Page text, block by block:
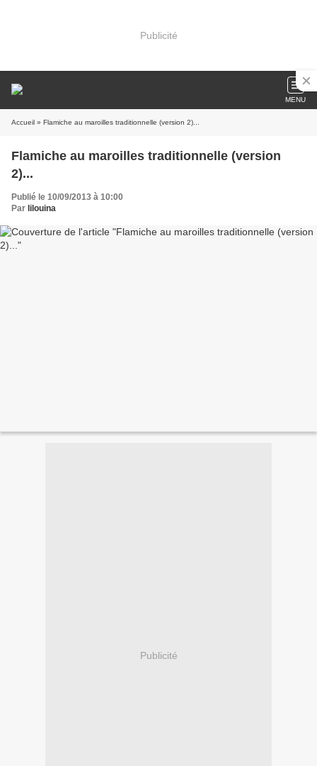
Publicité
MENU
Accueil » Flamiche au maroilles traditionnelle (version 2)...
Flamiche au maroilles traditionnelle (version
2)...
Publié le 10/09/2013 à 10:00
Par lilouina
Publicité